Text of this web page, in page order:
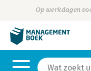
Op werkdagen